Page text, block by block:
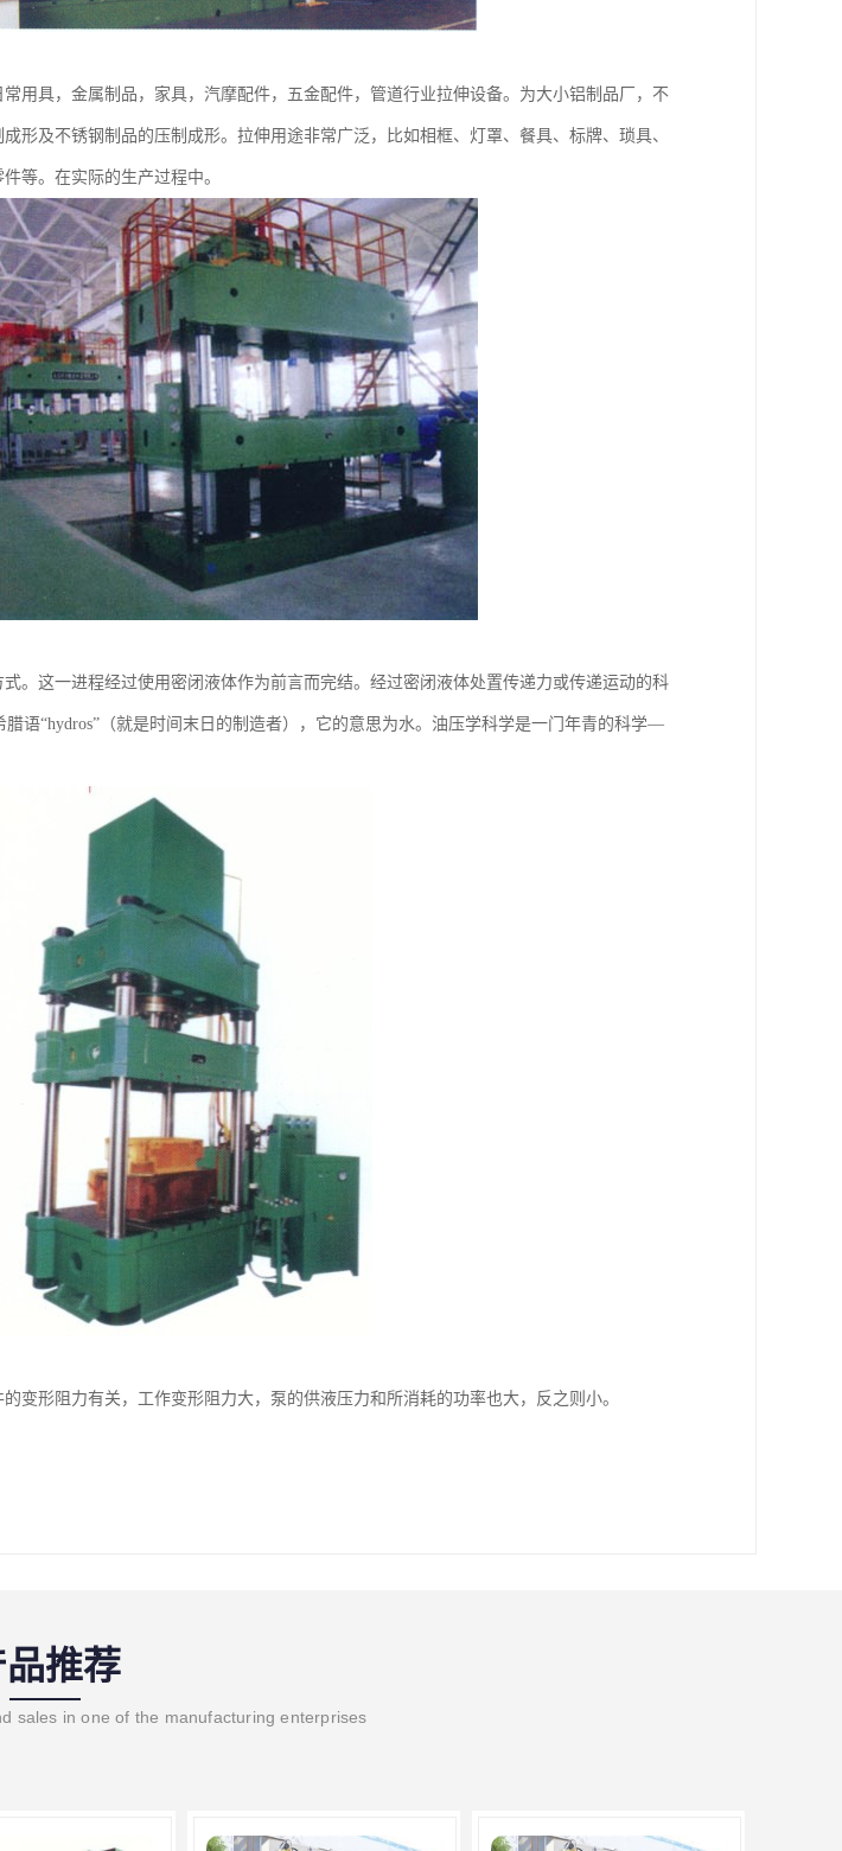
用具，金属制品，家具，汽摩配件，五金配件，管道行业拉伸设备。为大小铝制品厂，不
形及不锈钢制品的压制成形。拉伸用途非常广泛，比如相框、灯罩、餐具、标牌、琐具、
等。在实际的生产过程中。
。这一进程经过使用密闭液体作为前言而完结。经过密闭液体处置传递力或传递运动的科
语“hydros”（就是时间末日的制造者），它的意思为水。油压学科学是一门年青的科学—
变形阻力有关，工作变形阻力大，泵的供液压力和所消耗的功率也大，反之则小。
品推荐
sales in one of the manufacturing enterprises